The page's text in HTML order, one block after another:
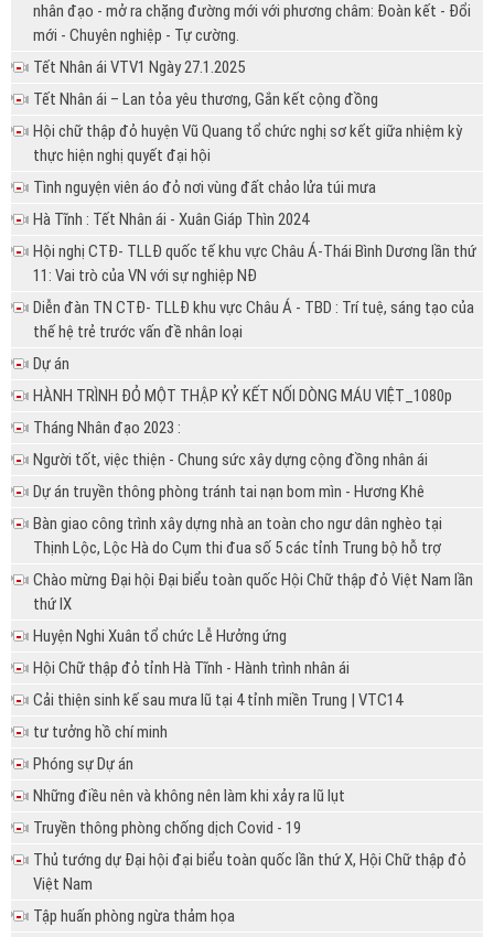
nhân đạo - mở ra chặng đường mới với phương châm: Đoàn kết - Đổi
mới - Chuyên nghiệp - Tự cường.
Tết Nhân ái VTV1 Ngày 27.1.2025
Tết Nhân ái – Lan tỏa yêu thương, Gắn kết cộng đồng
Hội chữ thập đỏ huyện Vũ Quang tổ chức nghị sơ kết giữa nhiệm kỳ
thực hiện nghị quyết đại hội
Tình nguyện viên áo đỏ nơi vùng đất chảo lửa túi mưa
Hà Tĩnh : Tết Nhân ái - Xuân Giáp Thìn 2024
Hội nghị CTĐ- TLLĐ quốc tế khu vực Châu Á-Thái Bình Dương lần thứ
11: Vai trò của VN với sự nghiệp NĐ
Diễn đàn TN CTĐ- TLLĐ khu vực Châu Á - TBD : Trí tuệ, sáng tạo của
thế hệ trẻ trước vấn đề nhân loại
Dự án
HÀNH TRÌNH ĐỎ MỘT THẬP KỶ KẾT NỐI DÒNG MÁU VIỆT_1080p
Tháng Nhân đạo 2023 :
Người tốt, việc thiện - Chung sức xây dựng cộng đồng nhân ái
Dự án truyền thông phòng tránh tai nạn bom mìn - Hương Khê
Bàn giao công trình xây dựng nhà an toàn cho ngư dân nghèo tại
Thịnh Lộc, Lộc Hà do Cụm thi đua số 5 các tỉnh Trung bộ hỗ trợ
Chào mừng Đại hội Đại biểu toàn quốc Hội Chữ thập đỏ Việt Nam lần
thứ IX
Huyện Nghi Xuân tổ chức Lễ Hưởng ứng
Hội Chữ thập đỏ tỉnh Hà Tĩnh - Hành trình nhân ái
Cải thiện sinh kế sau mưa lũ tại 4 tỉnh miền Trung | VTC14
tư tưởng hồ chí minh
Phóng sự Dự án
Những điều nên và không nên làm khi xảy ra lũ lụt
Truyền thông phòng chống dịch Covid - 19
Thủ tướng dự Đại hội đại biểu toàn quốc lần thứ X, Hội Chữ thập đỏ
Việt Nam
Tập huấn phòng ngừa thảm họa